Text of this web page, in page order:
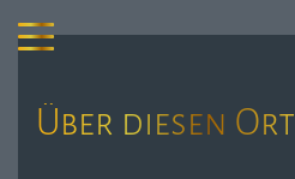
Über diesen Ort